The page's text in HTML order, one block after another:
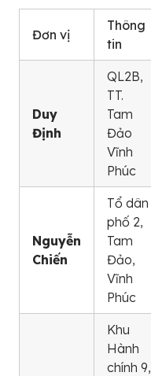
Đơn vị
Thông
tin
Duy
Định
QL2B,
TT.
Tam
Đảo
Vĩnh
Phúc
Nguyễn
Chiến
Tổ dân
phố 2,
Tam
Đảo,
Vĩnh
Phúc
Khu
Hành
chính 9,